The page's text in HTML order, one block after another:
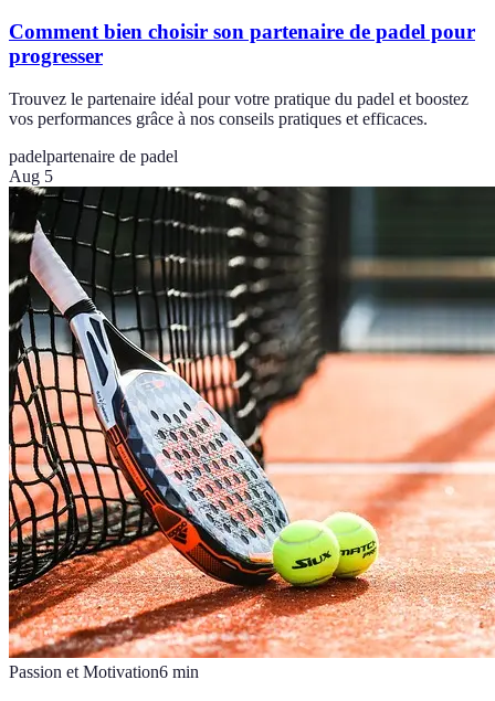
Comment bien choisir son partenaire de padel pour
progresser
Trouvez le partenaire idéal pour votre pratique du padel et boostez
vos performances grâce à nos conseils pratiques et efficaces.
padelpartenaire de padel
Aug 5
Passion et Motivation6 min